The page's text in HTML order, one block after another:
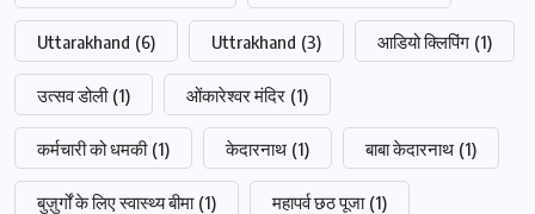
Uttarakhand (6) Uttrakhand (3) आडियो क्लिपिंग (1)
उत्सव डोली (1) ओंकारेश्वर मंदिर (1)
कर्मचारी को धमकी (1) केदारनाथ (1) बाबा केदारनाथ (1)
बुज़ुर्गों के लिए स्वास्थ्य बीमा (1) महापर्व छठ पूजा (1)